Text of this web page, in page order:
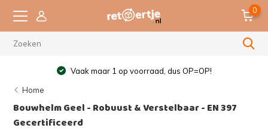
0
Vaak maar 1 op voorraad, dus OP=OP!
Home
Bouwhelm Geel - Robuust & Verstelbaar - EN 397
Gecertificeerd